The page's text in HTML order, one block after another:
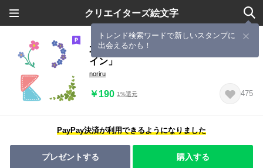
クリエイターズ絵文字
トレンド検索ワードで新しいスタンプに
出会えるかも！
花とステッチの「かっこ」と「デコラ
イン」
noriru
￥190 1%還元 475
PayPay決済が利用できるようになりました
プレゼントする 購入する